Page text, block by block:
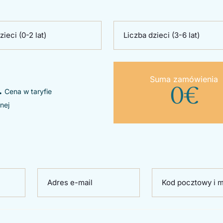
(0-2 lat) Liczba dzieci (3-6 lat)
Cena w taryfie
Suma zamówienia
0€
Adres e-mail Kod pocztowy i